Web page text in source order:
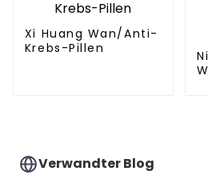
Xi Huang Wan/Anti-
Krebs-Pillen
Verwandter Blog